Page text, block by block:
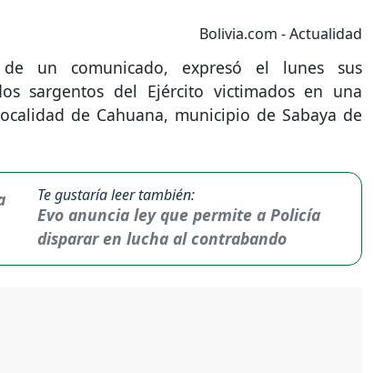
Bolivia.com - Actualidad
un comunicado, expresó el lunes sus
sargentos del Ejército victimados en una
de Cahuana, municipio de Sabaya de
Te gustaría leer también:
Evo anuncia ley que permite a Policía
disparar en lucha al contrabando